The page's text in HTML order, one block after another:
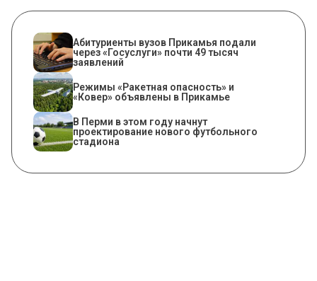
Абитуриенты вузов Прикамья подали
через «Госуслуги» почти 49 тысяч
заявлений
Режимы «Ракетная опасность» и
«Ковер» объявлены в Прикамье
В Перми в этом году начнут
проектирование нового футбольного
стадиона